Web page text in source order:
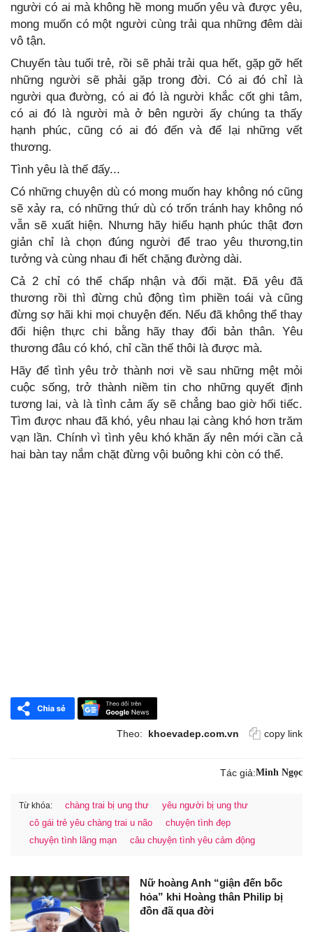
người có ai mà không hề mong muốn yêu và được yêu,
mong muốn có một người cùng trải qua những đêm dài
vô tận.
Chuyến tàu tuổi trẻ, rồi sẽ phải trải qua hết, gặp gỡ hết
những người sẽ phải gặp trong đời. Có ai đó chỉ là
người qua đường, có ai đó là người khắc cốt ghi tâm,
có ai đó là người mà ở bên người ấy chúng ta thấy
hạnh phúc, cũng có ai đó đến và để lại những vết
thương.
Tình yêu là thế đấy...
Có những chuyện dù có mong muốn hay không nó cũng
sẽ xảy ra, có những thứ dù có trốn tránh hay không nó
vẫn sẽ xuất hiện. Nhưng hãy hiểu hạnh phúc thật đơn
giản chỉ là chọn đúng người để trao yêu thương,tin
tưởng và cùng nhau đi hết chặng đường dài.
Cả 2 chỉ có thể chấp nhận và đối mặt. Đã yêu đã
thương rồi thì đừng chủ động tìm phiền toái và cũng
đừng sợ hãi khi mọi chuyện đến. Nếu đã không thể thay
đổi hiện thực chi bằng hãy thay đổi bản thân. Yêu
thương đâu có khó, chỉ cần thế thôi là được mà.
Hãy để tình yêu trở thành nơi về sau những mệt mỏi
cuộc sống, trở thành niềm tin cho những quyết định
tương lai, và là tình cảm ấy sẽ chẳng bao giờ hối tiếc.
Tìm được nhau đã khó, yêu nhau lại càng khó hơn trăm
vạn lần. Chính vì tình yêu khó khăn ấy nên mới cần cả
hai bàn tay nắm chặt đừng vội buông khi còn có thể.
Theo: khoevadep.com.vn copy link
Tác giả:Minh Ngọc
Từ khóa: chàng trai bị ung thư
yêu người bị ung thư
cô gái trẻ yêu chàng trai u não
chuyện tình đẹp
chuyện tình lãng mạn
câu chuyện tình yêu cảm động
Nữ hoàng Anh “giận đến bốc
hỏa” khi Hoàng thân Philip bị
đồn đã qua đời